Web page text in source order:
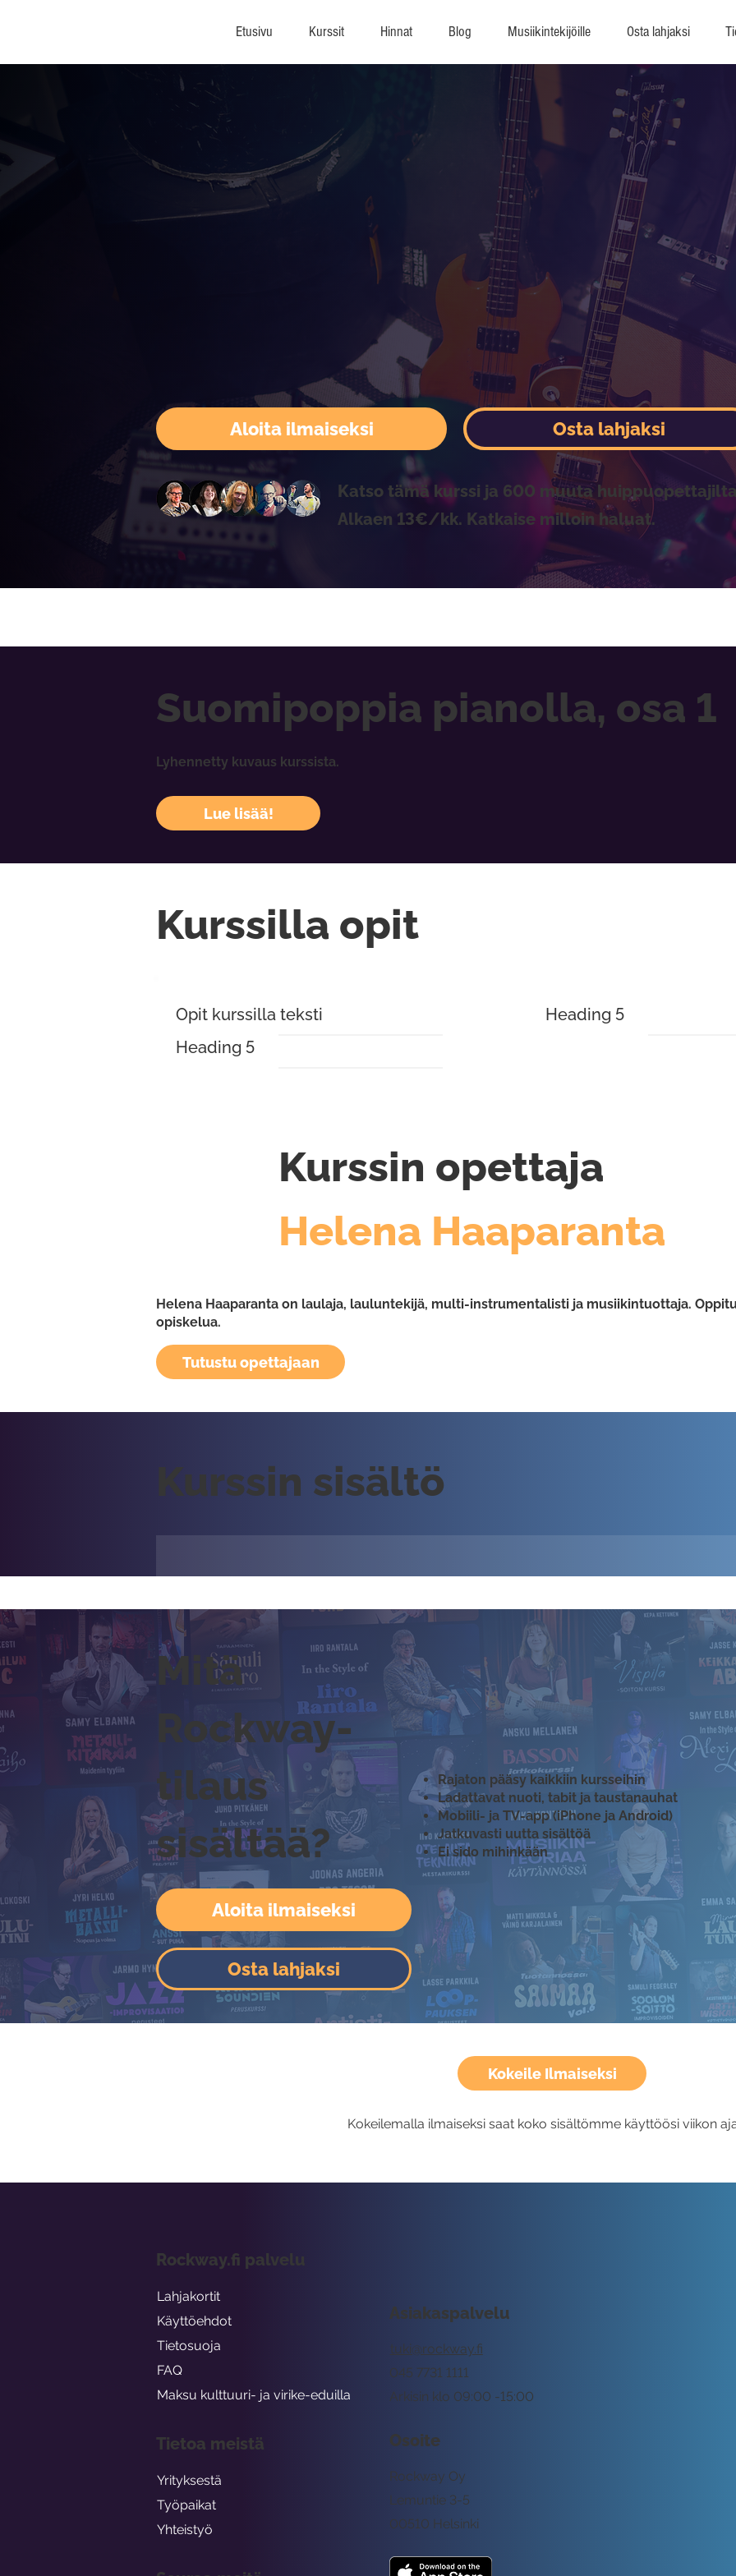
Etusivu Kurssit Hinnat Blog Musiikintekijöille Osta lahjaksi
Aloita ilmaiseksi
Katso tämä kurssi ja 600 muuta
Alkaen 13€/kk. Katkaise milloin haluat.
Osta lahjaksi
Suomipoppia pianolla, osa 1
Lyhennetty kuvaus kurssista.
Lue lisää!
Kurssilla opit
Opit kurssilla teksti
Heading 5
Heading 5
Kurssin opettaja
Helena Haaparanta
Helena Haaparanta on laulaja, lauluntekijä, multi-instrumentalisti ja musiikintuottaja.
opiskelua.
Tutustu opettajaan
Kurssin sisältö
Mitä
Rockway-
tilaus
sisältää?
Aloita ilmaiseksi
Osta lahjaksi
Rajaton pääsy kaikkiin kursseihin
Ladattavat nuoti, tabit ja taustanauhat
Mobiili- ja TV-app (iPhone ja Android)
Jatkuvasti uutta sisältöä
Ei sido mihinkään
Kokeile Ilmaiseksi
Kokeilemalla ilmaiseksi saat koko sisältömme käyttöösi viikon
Asiakaspalvelu
tuki@rockway.fi
Arkisin klo 09:00 -15:00
045 7731 1111
Osoite
Rockway Oy
Lemuntie 3-5
00510 Helsinki
Rockway.fi palvelu
Lahjakortit
Käyttöehdot
Tietosuoja
FAQ
Maksu kulttuuri- ja virike-eduilla
Tietoa meistä
Yrityksestä
Työpaikat
Yhteistyö